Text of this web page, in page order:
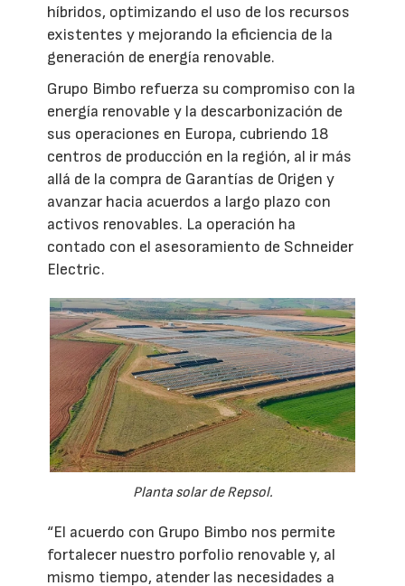
híbridos, optimizando el uso de los recursos
existentes y mejorando la eficiencia de la
generación de energía renovable.
Grupo Bimbo refuerza su compromiso con la
energía renovable y la descarbonización de
sus operaciones en Europa, cubriendo 18
centros de producción en la región, al ir más
allá de la compra de Garantías de Origen y
avanzar hacia acuerdos a largo plazo con
activos renovables. La operación ha
contado con el asesoramiento de Schneider
Electric.
Planta solar de Repsol.
“El acuerdo con Grupo Bimbo nos permite
fortalecer nuestro porfolio renovable y, al
mismo tiempo, atender las necesidades a